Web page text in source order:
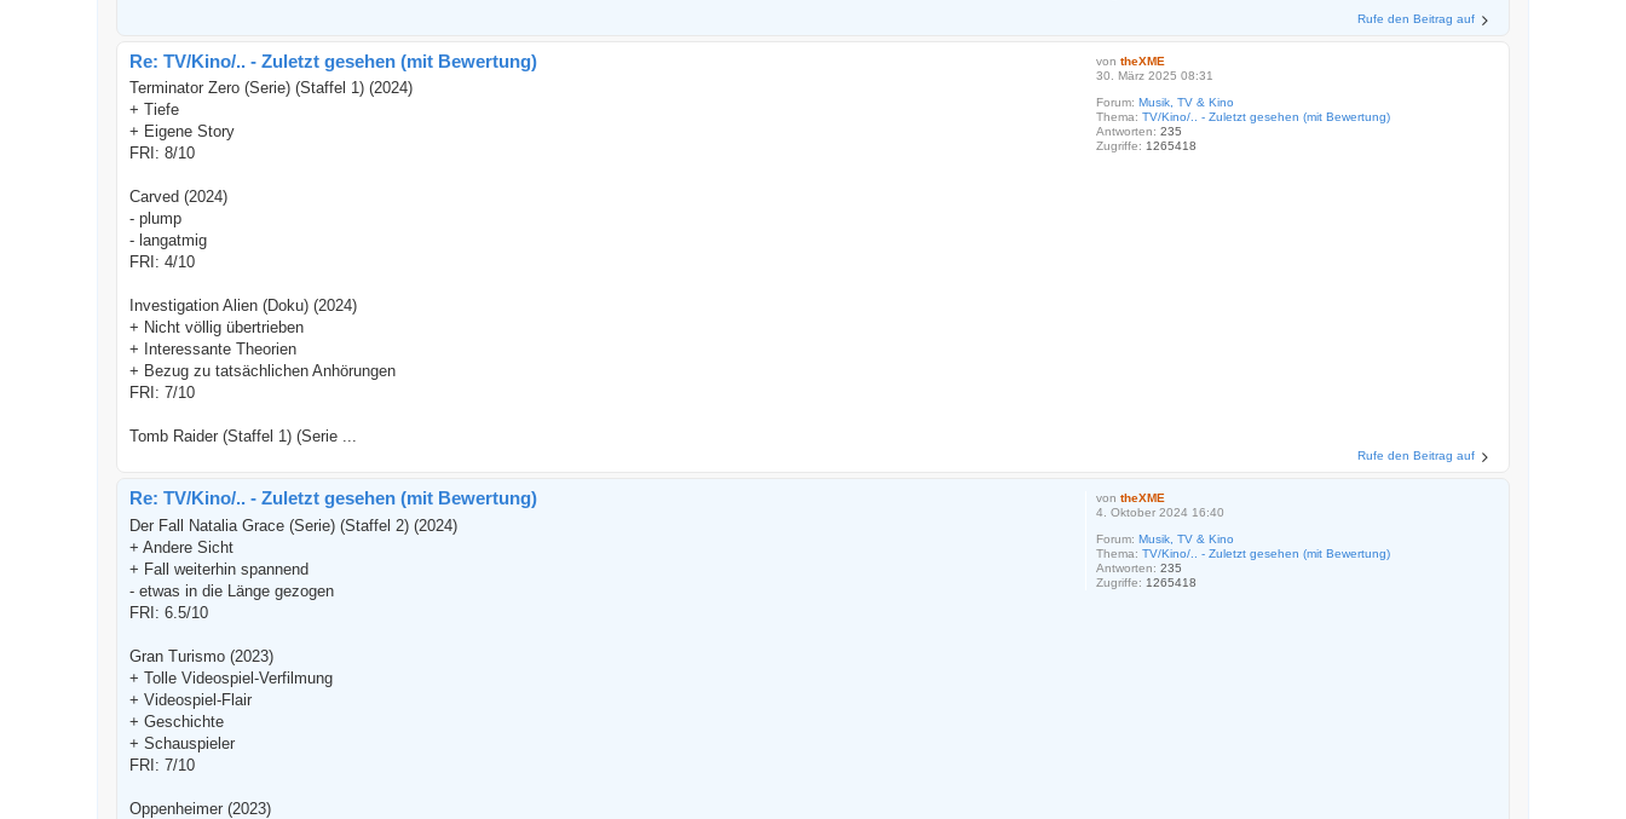
Rufe den Beitrag auf
von theXME
30. März 2025 08:31
Forum: Musik, TV & Kino
Thema: TV/Kino/.. - Zuletzt gesehen (mit Bewertung)
Antworten: 235
Zugriffe: 1265418
Re: TV/Kino/.. - Zuletzt gesehen (mit Bewertung)
Terminator Zero (Serie) (Staffel 1) (2024)
+ Tiefe
+ Eigene Story
FRI: 8/10
Carved (2024)
- plump
- langatmig
FRI: 4/10
Investigation Alien (Doku) (2024)
+ Nicht völlig übertrieben
+ Interessante Theorien
+ Bezug zu tatsächlichen Anhörungen
FRI: 7/10
Tomb Raider (Staffel 1) (Serie ...
Rufe den Beitrag auf
von theXME
4. Oktober 2024 16:40
Forum: Musik, TV & Kino
Thema: TV/Kino/.. - Zuletzt gesehen (mit Bewertung)
Antworten: 235
Zugriffe: 1265418
Re: TV/Kino/.. - Zuletzt gesehen (mit Bewertung)
Der Fall Natalia Grace (Serie) (Staffel 2) (2024)
+ Andere Sicht
+ Fall weiterhin spannend
- etwas in die Länge gezogen
FRI: 6.5/10
Gran Turismo (2023)
+ Tolle Videospiel-Verfilmung
+ Videospiel-Flair
+ Geschichte
+ Schauspieler
FRI: 7/10
Oppenheimer (2023)